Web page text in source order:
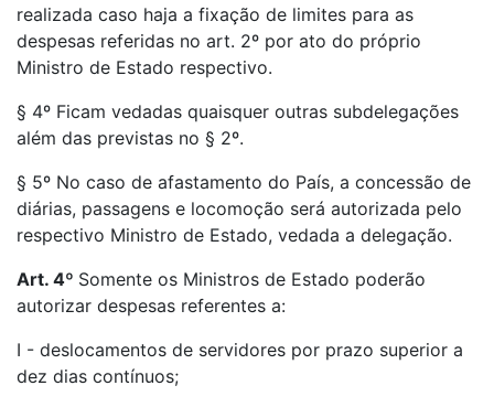
realizada caso haja a fixação de limites para as
despesas referidas no art. 2º por ato do próprio
Ministro de Estado respectivo.
§ 4º Ficam vedadas quaisquer outras subdelegações
além das previstas no § 2º.
§ 5º No caso de afastamento do País, a concessão de
diárias, passagens e locomoção será autorizada pelo
respectivo Ministro de Estado, vedada a delegação.
Art. 4º Somente os Ministros de Estado poderão
autorizar despesas referentes a:
I - deslocamentos de servidores por prazo superior a
dez dias contínuos;